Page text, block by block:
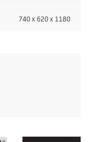
740 x 620 x 1180